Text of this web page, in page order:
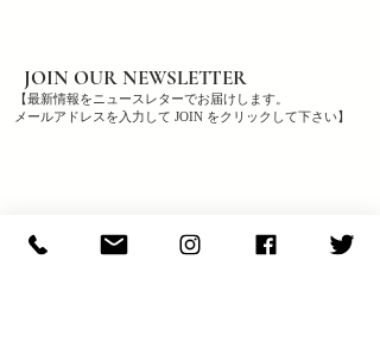
【最新情報をニュースレターでお届けします。
メールアドレスを入力して JOIN をクリックして下さい】
JOIN OUR NEWSLETTER